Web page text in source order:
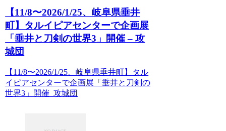
【11/8〜2026/1/25、岐阜県垂井
町】タルイピアセンターで企画展
「垂井と刀剣の世界3」開催 – 攻
城団
【11/8〜2026/1/25、岐阜県垂井町】タル
イピアセンターで企画展「垂井と刀剣の
世界3」開催 攻城団